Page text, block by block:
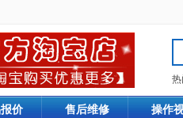
热
价 售后维修 操作